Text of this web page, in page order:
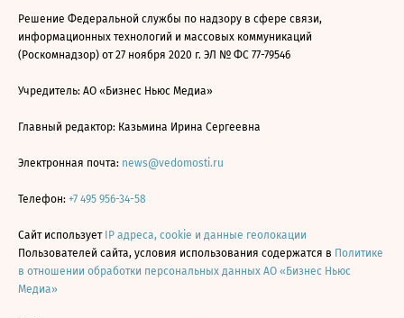
Решение Федеральной службы по надзору в сфере связи,
информационных технологий и массовых коммуникаций
(Роскомнадзор) от 27 ноября 2020 г. ЭЛ № ФС 77-79546
Учредитель: АО «Бизнес Ньюс Медиа»
Главный редактор: Казьмина Ирина Сергеевна
Электронная почта: news@vedomosti.ru
Телефон: +7 495 956-34-58
Сайт использует IP адреса, cookie и данные геолокации
Пользователей сайта, условия использования содержатся в Политике
в отношении обработки персональных данных АО «Бизнес Ньюс
Медиа»